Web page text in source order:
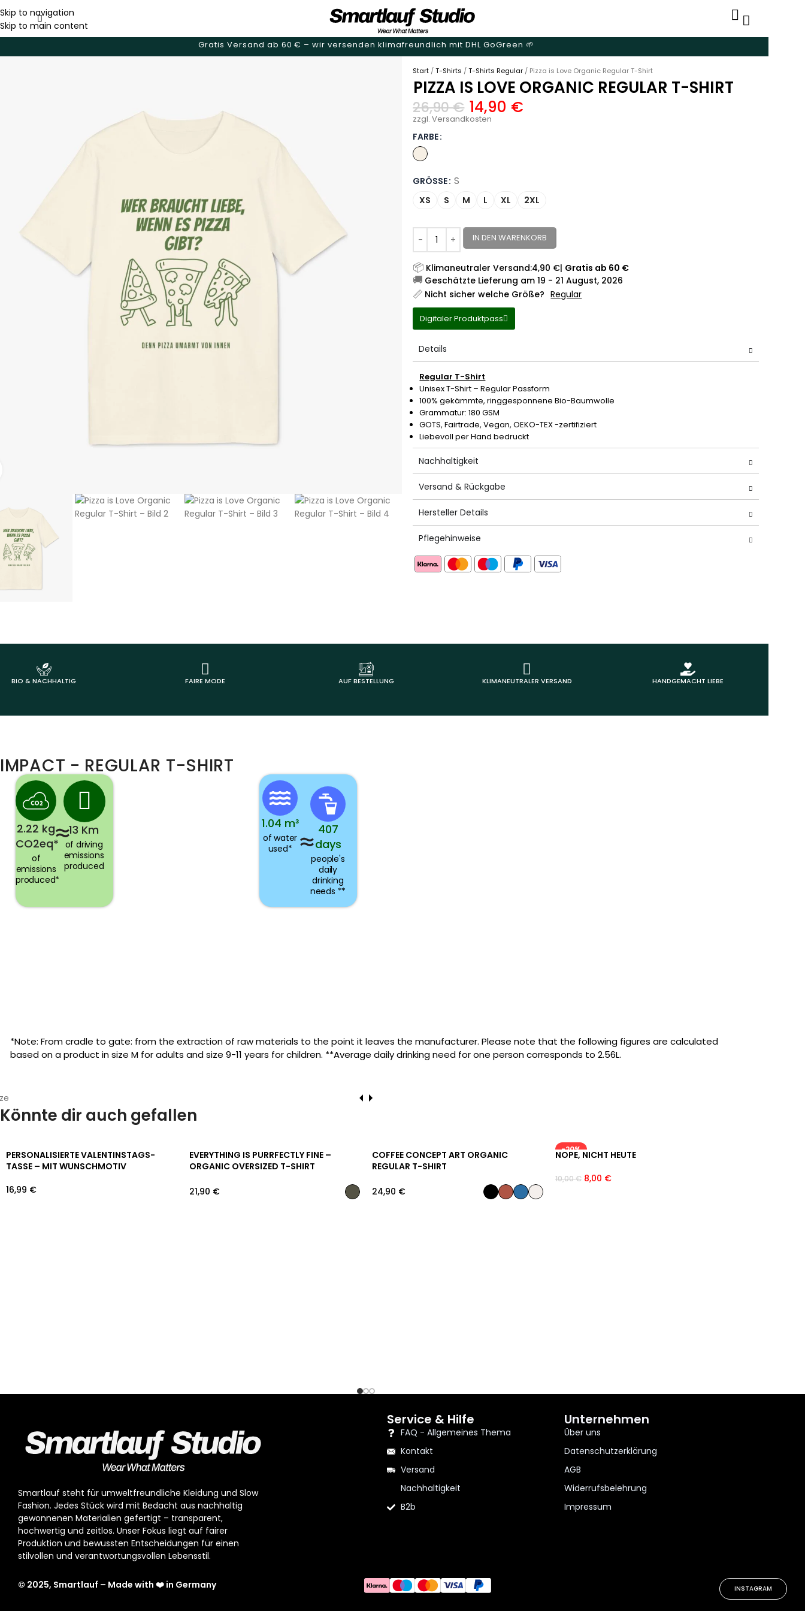
Skip to navigation
Skip to main content
Gratis Versand ab 60 € – wir versenden klimafreundlich mit DHL GoGreen 🌱
Start T-Shirts T-Shirts Regular Pizza is Love Organic Regular T-Shirt
PIZZA IS LOVE ORGANIC REGULAR T-SHIRT
26,90€ 14,90 €
zzgl. Versandkosten
FARBE
GRÖSSE S
XS S M L XL 2XL
IN DEN WARENKORB
📦 Klimaneutraler Versand:4,90 €| Gratis ab 60 €
🚚 Geschätzte Lieferung am 19 - 21 August, 2026
📏 Nicht sicher welche Größe? Regular
Digitaler Produktpass
Details
Regular T-Shirt
Unisex T-Shirt – Regular Passform
100% gekämmte, ringgesponnene Bio-Baumwolle
Grammatur: 180 GSM
GOTS, Fairtrade, Vegan, OEKO-TEX -zertifiziert
Liebevoll per Hand bedruckt
Nachhaltigkeit
Versand & Rückgabe
Hersteller Details
Pflegehinweise
BIO & NACHHALTIG FAIRE MODE AUF BESTELLUNG KLIMANEUTRALER VERSAND HANDGEMACHT LIEBE
IMPACT - REGULAR T-SHIRT
2.22 kg
CO2eq*
of
emissions
produced*
13 Km
of driving
emissions
produced
1.04 m³
of water
used*
407
days
people's
daily
drinking
needs **
*Note: From cradle to gate: from the extraction of raw materials to the point it leaves the manufacturer. Please note that the following figures are calculated
based on a product in size M for adults and size 9-11 years for children. **Average daily drinking need for one person corresponds to 2.56L.
Könnte dir auch gefallen
PERSONALISIERTE VALENTINSTAGS-
TASSE – MIT WUNSCHMOTIV
16,99 €
EVERYTHING IS PURRFECTLY FINE –
ORGANIC OVERSIZED T-SHIRT
21,90 €
COFFEE CONCEPT ART ORGANIC
REGULAR T-SHIRT
24,90 €
-20%
NOPE, NICHT HEUTE
10,00€ 8,00 €
Smartlauf steht für umweltfreundliche Kleidung und Slow
Fashion. Jedes Stück wird mit Bedacht aus nachhaltig
gewonnenen Materialien gefertigt – transparent,
hochwertig und zeitlos. Unser Fokus liegt auf fairer
Produktion und bewussten Entscheidungen für einen
stilvollen und verantwortungsvollen Lebensstil.
Service & Hilfe
FAQ - Allgemeines Thema
Kontakt
Versand
Nachhaltigkeit
B2b
Unternehmen
Über uns
Datenschutzerklärung
AGB
Widerrufsbelehrung
Impressum
© 2025, Smartlauf – Made with ❤️ in Germany INSTAGRAM